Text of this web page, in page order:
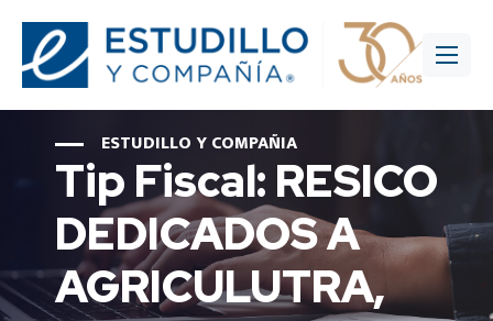
ESTUDILLO Y COMPAÑIA
Tip Fiscal: RESICO
DEDICADOS A
AGRICULUTRA,